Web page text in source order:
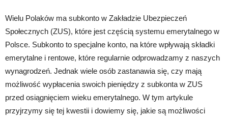
Wielu Polaków ma subkonto w Zakładzie Ubezpieczeń
Społecznych (ZUS), które jest częścią systemu emerytalnego w
Polsce. Subkonto to specjalne konto, na które wpływają składki
emerytalne i rentowe, które regularnie odprowadzamy z naszych
wynagrodzeń. Jednak wiele osób zastanawia się, czy mają
możliwość wypłacenia swoich pieniędzy z subkonta w ZUS
przed osiągnięciem wieku emerytalnego. W tym artykule
przyjrzymy się tej kwestii i dowiemy się, jakie są możliwości